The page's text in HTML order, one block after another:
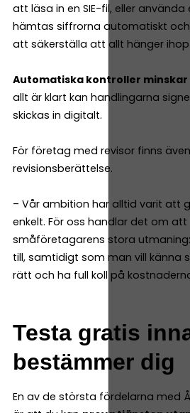
att läsa in en SIE-fil, eller
hämtas siffrorna automatiskt
att säkerställa att allt hänger ihop.
Automatiska kontroller
allt är klart kan handlingarna
skickas in digitalt.
För företag med revisor finns
revisionsberättelse.
– Vår ambition har alltid varit att
enkelt. För oss handlar det om att
småföretagarens stora
till, samtidigt som man vill känna
rätt och ha full koll på
Testa gratis
bestämmer dig
En av de största fördelarna med